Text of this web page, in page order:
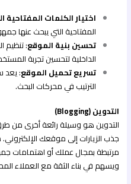
اختيار الكلمات المفتاحية
المفتاحية التي يبحث عنها
تحسين بنية الموقع: تنظيم
الداخلية لتحسين تجربة
تسريع تحميل الموقع: يعد
الترتيب في محركات البحث.
التدوين (Blogging)
التدوين هو وسيلة رائعة أخرى من
جذب الزيارات إلى موقعك
مرتبطة بمجال عملك أو اهتمامات
ويسهم في بناء الثقة مع العملاء